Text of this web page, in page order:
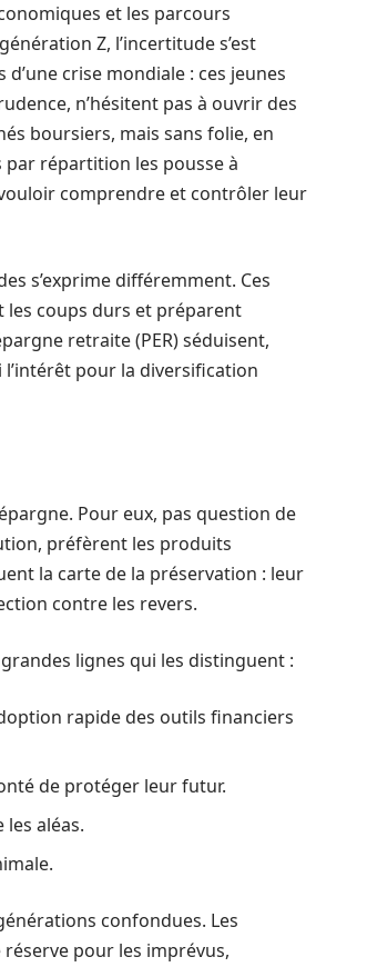
et les parcours
Z, l’incertitude s’est
crise mondiale : ces jeunes
n’hésitent pas à ouvrir des
boursiers, mais sans folie, en
répartition les pousse à
comprendre et contrôler leur
s’exprime différemment. Ces
coups durs et préparent
retraite (PER) séduisent,
pour la diversification
Pour eux, pas question de
préfèrent les produits
la carte de la préservation : leur
contre les revers.
lignes qui les distinguent :
rapide des outils financiers
de protéger leur futur.
aléas.
confondues. Les
pour les imprévus,